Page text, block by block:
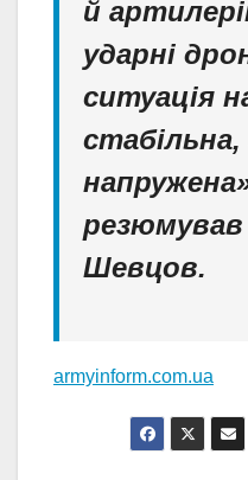
й
ударні
ситуація
резюмував
Шевцов.
armyinform.com.ua